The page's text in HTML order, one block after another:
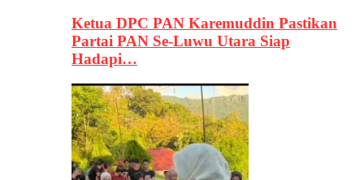
Ketua DPC PAN Karemuddin Pastikan
Partai PAN Se-Luwu Utara Siap
Hadapi…